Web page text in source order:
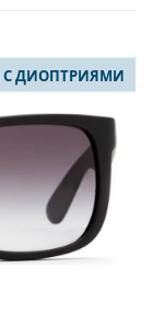
С ДИОПТРИЯМИ